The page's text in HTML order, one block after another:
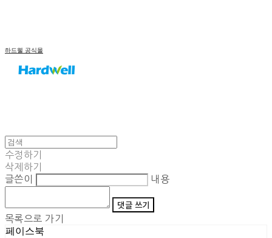
하드웰 공식몰
수정하기
삭제하기
글쓴이
내용
댓글 쓰기
목록으로 가기
페이스북